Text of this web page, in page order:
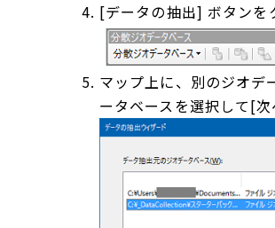
[データの抽出] ボタンを
マップ上に、別のジオデ
ータベースを選択して[